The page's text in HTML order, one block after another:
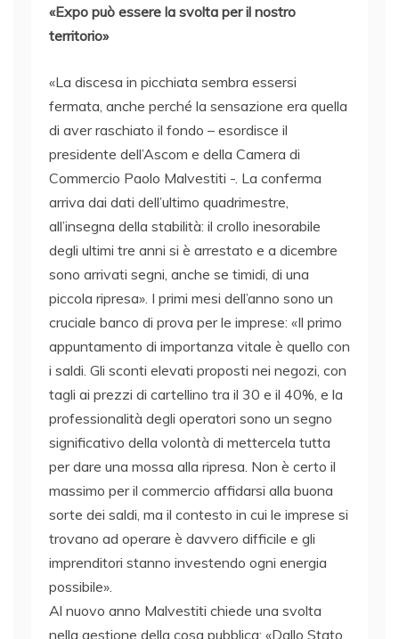
«Expo può essere la svolta per il nostro
territorio»
«La discesa in picchiata sembra essersi
fermata, anche perché la sensazione era quella
di aver raschiato il fondo – esordisce il
presidente dell’Ascom e della Camera di
Commercio Paolo Malvestiti -. La conferma
arriva dai dati dell’ultimo quadrimestre,
all’insegna della stabilità: il crollo inesorabile
degli ultimi tre anni si è arrestato e a dicembre
sono arrivati segni, anche se timidi, di una
piccola ripresa». I primi mesi dell’anno sono un
cruciale banco di prova per le imprese: «Il primo
appuntamento di importanza vitale è quello con
i saldi. Gli sconti elevati proposti nei negozi, con
tagli ai prezzi di cartellino tra il 30 e il 40%, e la
professionalità degli operatori sono un segno
significativo della volontà di mettercela tutta
per dare una mossa alla ripresa. Non è certo il
massimo per il commercio affidarsi alla buona
sorte dei saldi, ma il contesto in cui le imprese si
trovano ad operare è davvero difficile e gli
imprenditori stanno investendo ogni energia
possibile».
Al nuovo anno Malvestiti chiede una svolta
nella gestione della cosa pubblica: «Dallo Stato